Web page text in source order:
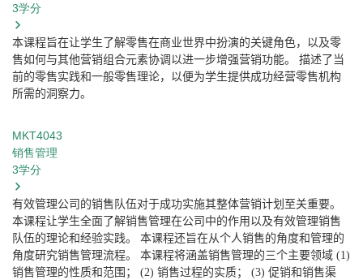
3学分
本课程旨在让学生了解零售在商业世界中扮演的关键角色，以及零
售如何与其他营销组合元素协调以进一步增强营销功能。
描述了当
前的零售实践和一般零售理论，以便为学生提供成功经营零售机构
所需的洞察力。
MKT4043
销售管理
3学分
有效管理公司的销售队伍对于成功实施其整体营销计划至关重要。
本课程让学生全面了解销售管理在公司中的作用以及有效管理销售
队伍的理论和经验实践。
本课程还旨在从个人销售的角度和管理的
角度研究销售管理流程。
本课程将涵盖销售管理的三个主要领域 (1)
销售管理的性质和范围；
(2) 销售过程的实质； (3) 促销和销售渠